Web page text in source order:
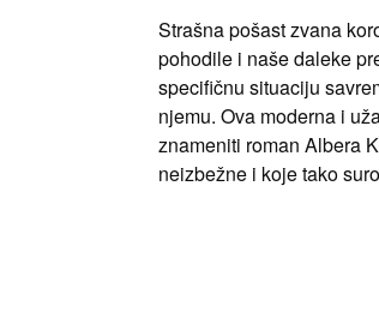
Strašna pošast zvana
pohodile i naše daleke
specifičnu situaciju
njemu. Ova moderna i
znameniti roman Albera
neizbežne i koje tako